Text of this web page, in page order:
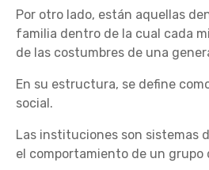
Por otro lado, están aquellas
familia dentro de la cual cada
de las costumbres de una
En su estructura, se define
social.
Las instituciones son sistemas
el comportamiento de un grupo